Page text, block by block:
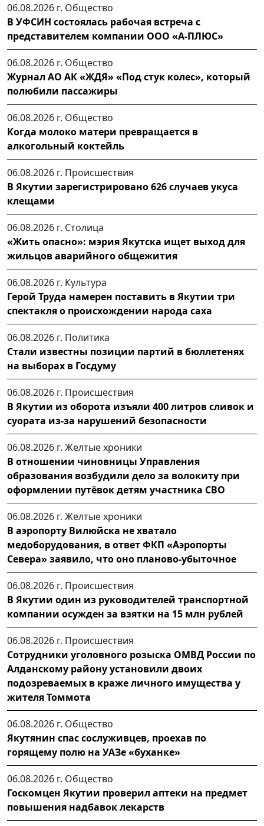
06.08.2026 г. Общество
В УФСИН состоялась рабочая встреча с
представителем компании ООО «А-ПЛЮС»
06.08.2026 г. Общество
Журнал АО АК «ЖДЯ» «Под стук колес», который
полюбили пассажиры
06.08.2026 г. Общество
Когда молоко матери превращается в
алкогольный коктейль
06.08.2026 г. Происшествия
В Якутии зарегистрировано 626 случаев укуса
клещами
06.08.2026 г. Столица
«Жить опасно»: мэрия Якутска ищет выход для
жильцов аварийного общежития
06.08.2026 г. Культура
Герой Труда намерен поставить в Якутии три
спектакля о происхождении народа саха
06.08.2026 г. Политика
Стали известны позиции партий в бюллетенях
на выборах в Госдуму
06.08.2026 г. Происшествия
В Якутии из оборота изъяли 400 литров сливок и
суората из-за нарушений безопасности
06.08.2026 г. Желтые хроники
В отношении чиновницы Управления
образования возбудили дело за волокиту при
оформлении путёвок детям участника СВО
06.08.2026 г. Желтые хроники
В аэропорту Вилюйска не хватало
медоборудования, в ответ ФКП «Аэропорты
Севера» заявило, что оно планово-убыточное
06.08.2026 г. Происшествия
В Якутии один из руководителей транспортной
компании осужден за взятки на 15 млн рублей
06.08.2026 г. Происшествия
Сотрудники уголовного розыска ОМВД России по
Алданскому району установили двоих
подозреваемых в краже личного имущества у
жителя Томмота
06.08.2026 г. Общество
Якутянин спас сослуживцев, проехав по
горящему полю на УАЗе «буханке»
06.08.2026 г. Общество
Госкомцен Якутии проверил аптеки на предмет
повышения надбавок лекарств